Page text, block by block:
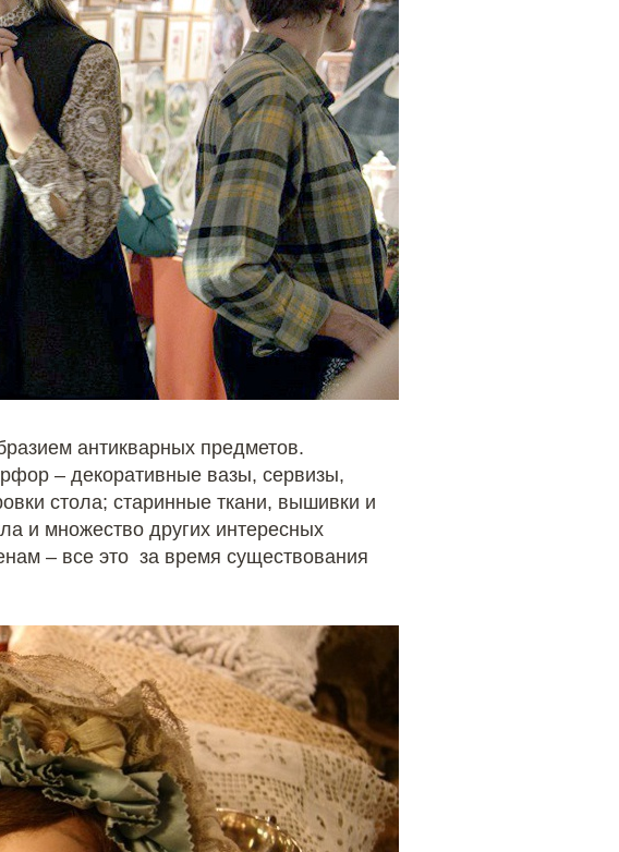
антикварных предметов.
– декоративные вазы, сервизы,
стола; старинные ткани, вышивки и
и множество других интересных
– все это за время существования